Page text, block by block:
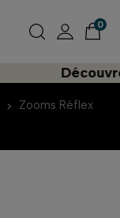
0
Découvrez
Zooms Réflex